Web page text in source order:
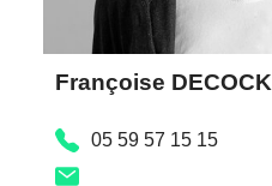
Françoise DECOCK
05 59 57 15 15